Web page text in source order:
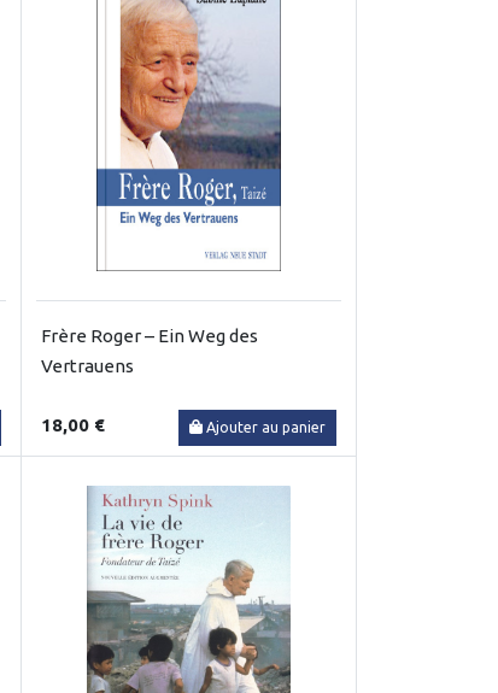
Frère Roger – Ein Weg des
Vertrauens
18,00 € Ajouter au panier